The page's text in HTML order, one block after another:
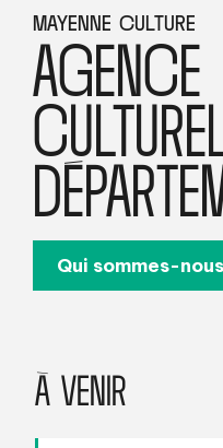
MAYENNE CULTURE
AGENCE
Qui sommes-
À VENIR